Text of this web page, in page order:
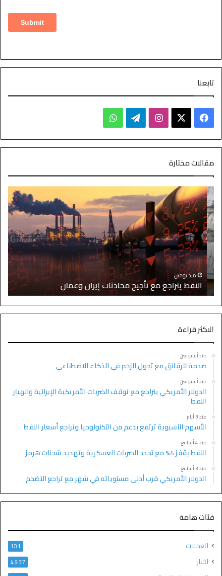
تابعنا
مقالات مختارة
منذ يومين
النفط يتراجع مع تأجيج محادثات إيران وعمان
الاكثر قراءة
منذ أسبوعين
صدمة للرقائق مع تحول الزخم في الذكاء الاصطناعي
منذ أسبوعين
الدولار الأمريكي يتراجع مع توقف الضربات الأمريكية الإيرانية وانهيار
النفط
منذ 3 أيام
الأسهم الآسيوية ترتفع بدعم من التكنولوجيا وتراجع أسعار النفط
منذ 4 أسابيع
النفط يقفز 4% مع تجدد الضربات العسكرية وتهديد شحنات هرمز
منذ 3 أسابيع
الدولار الأمريكي قرب أدنى مستوياته في شهر مع تراجع التضخم
فئات هامة
العملات 101
اخبار 4٬937